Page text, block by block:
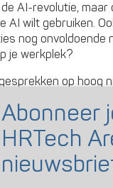
AI-revolutie, maar
wilt gebruiken.
nog onvoldoende
je werkplek?
op hoog
grote invloed op
zullen zijn die
kunnen de